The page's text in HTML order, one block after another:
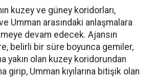
kuzey ve güney koridorları,
Umman arasındaki anlaşmalara
devam edecek. Ajansın
belirli bir süre boyunca gemiler,
yakın olan kuzey koridorundan
girip, Umman kıyılarına bitişik olan